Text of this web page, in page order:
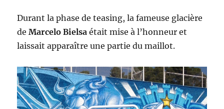
Durant la phase de teasing, la fameuse glacière
deMarcelo Bielsa était mise à l’honneur et
laissait apparaître une partie du maillot.